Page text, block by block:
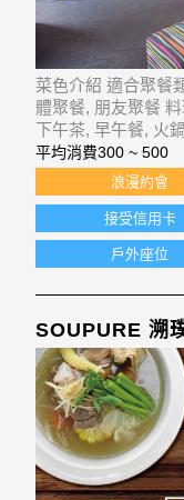
菜色介紹 適合聚餐
體聚餐, 朋友聚餐
下午茶, 早午餐, 火
平均消費300 ~ 500
浪漫約會
接受信用卡
戶外座位
SOUPURE 溯